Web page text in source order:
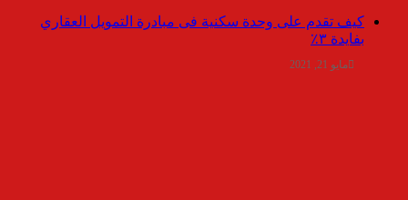
كيف تقدم على وحدة سكنية فى مبادرة التمويل العقاري
بفايدة ٣٪
مايو 21, 2021